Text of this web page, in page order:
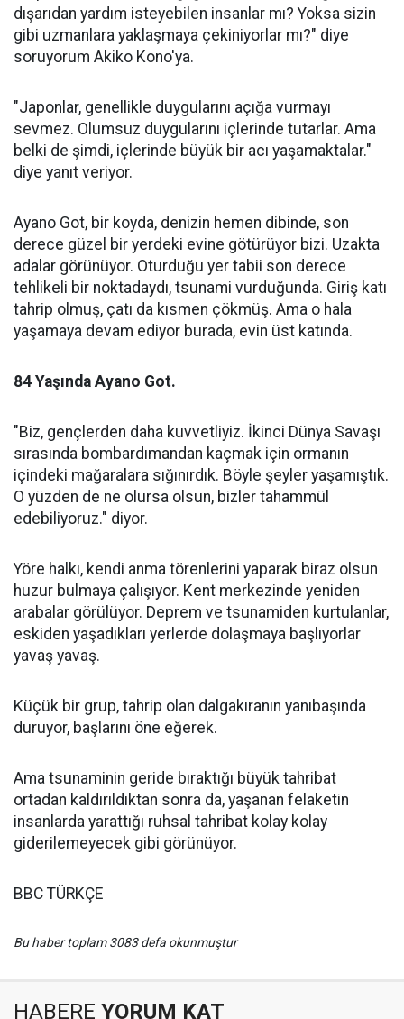
dışarıdan yardım isteyebilen insanlar mı? Yoksa sizin
gibi uzmanlara yaklaşmaya çekiniyorlar mı?" diye
soruyorum Akiko Kono'ya.
"Japonlar, genellikle duygularını açığa vurmayı
sevmez. Olumsuz duygularını içlerinde tutarlar. Ama
belki de şimdi, içlerinde büyük bir acı yaşamaktalar."
diye yanıt veriyor.
Ayano Got, bir koyda, denizin hemen dibinde, son
derece güzel bir yerdeki evine götürüyor bizi. Uzakta
adalar görünüyor. Oturduğu yer tabii son derece
tehlikeli bir noktadaydı, tsunami vurduğunda. Giriş katı
tahrip olmuş, çatı da kısmen çökmüş. Ama o hala
yaşamaya devam ediyor burada, evin üst katında.
84 Yaşında Ayano Got.
"Biz, gençlerden daha kuvvetliyiz. İkinci Dünya Savaşı
sırasında bombardımandan kaçmak için ormanın
içindeki mağaralara sığınırdık. Böyle şeyler yaşamıştık.
O yüzden de ne olursa olsun, bizler tahammül
edebiliyoruz." diyor.
Yöre halkı, kendi anma törenlerini yaparak biraz olsun
huzur bulmaya çalışıyor. Kent merkezinde yeniden
arabalar görülüyor. Deprem ve tsunamiden kurtulanlar,
eskiden yaşadıkları yerlerde dolaşmaya başlıyorlar
yavaş yavaş.
Küçük bir grup, tahrip olan dalgakıranın yanıbaşında
duruyor, başlarını öne eğerek.
Ama tsunaminin geride bıraktığı büyük tahribat
ortadan kaldırıldıktan sonra da, yaşanan felaketin
insanlarda yarattığı ruhsal tahribat kolay kolay
giderilemeyecek gibi görünüyor.
BBC TÜRKÇE
Bu haber toplam 3083 defa okunmuştur
HABERE YORUM KAT